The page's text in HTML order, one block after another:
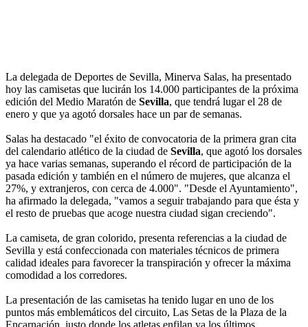
La delegada de Deportes de Sevilla, Minerva Salas, ha presentado
hoy las camisetas que lucirán los 14.000 participantes de la próxima
edición del Medio Maratón de Sevilla, que tendrá lugar el 28 de
enero y que ya agotó dorsales hace un par de semanas.
Salas ha destacado "el éxito de convocatoria de la primera gran cita
del calendario atlético de la ciudad de Sevilla, que agotó los dorsales
ya hace varias semanas, superando el récord de participación de la
pasada edición y también en el número de mujeres, que alcanza el
27%, y extranjeros, con cerca de 4.000". "Desde el Ayuntamiento",
ha afirmado la delegada, "vamos a seguir trabajando para que ésta y
el resto de pruebas que acoge nuestra ciudad sigan creciendo".
La camiseta, de gran colorido, presenta referencias a la ciudad de
Sevilla y está confeccionada con materiales técnicos de primera
calidad ideales para favorecer la transpiración y ofrecer la máxima
comodidad a los corredores.
La presentación de las camisetas ha tenido lugar en uno de los
puntos más emblemáticos del circuito, Las Setas de la Plaza de la
Encarnación, justo donde los atletas enfilan ya los últimos